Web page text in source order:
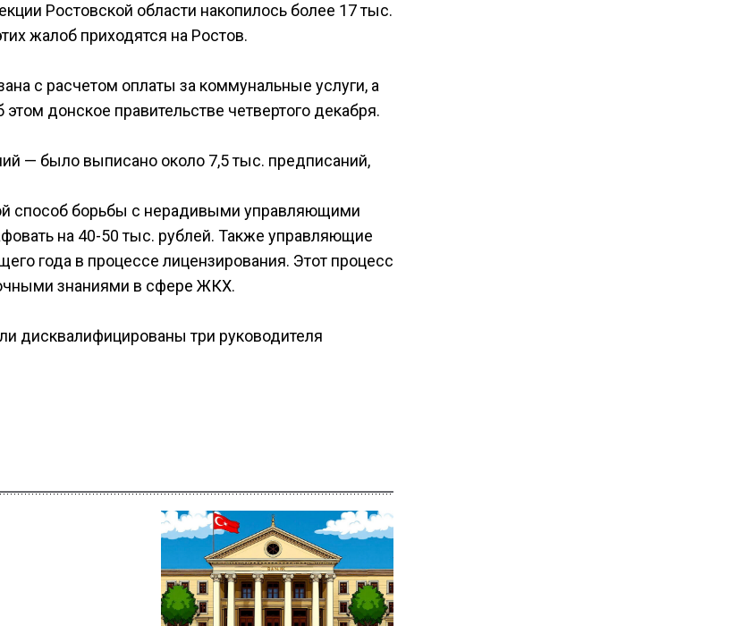
Ростовской области накопилось более 17 тыс.
жалоб приходятся на Ростов.
с расчетом оплаты за коммунальные услуги, а
донское правительстве четвертого декабря.
— было выписано около 7,5 тыс. предписаний,
способ борьбы с нерадивыми управляющими
на 40-50 тыс. рублей. Также управляющие
года в процессе лицензирования. Этот процесс
знаниями в сфере ЖКХ.
дисквалифицированы три руководителя